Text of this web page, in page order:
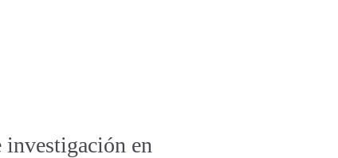
investigación en